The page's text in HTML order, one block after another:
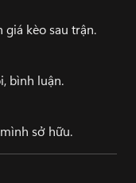
kèo sau trận.
bình luận.
sở hữu.